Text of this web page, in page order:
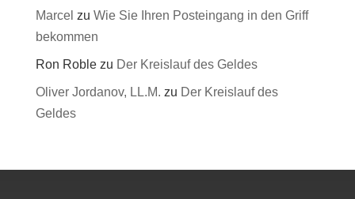
Marcel zu Wie Sie Ihren Posteingang in den Griff
bekommen
Ron Roblezu Der Kreislauf des Geldes
Oliver Jordanov, LL.M. zu Der Kreislauf des
Geldes